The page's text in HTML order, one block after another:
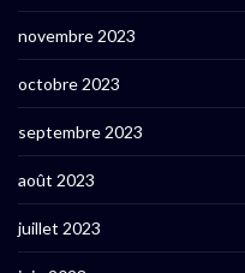
novembre 2023
octobre 2023
septembre 2023
août 2023
juillet 2023